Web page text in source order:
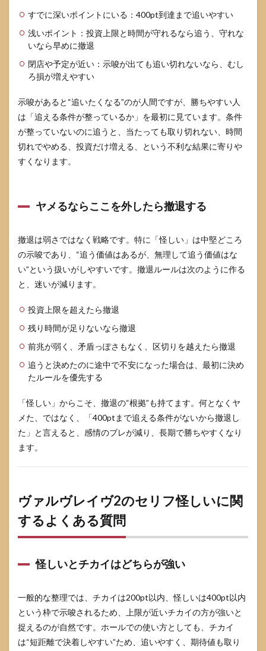
すでに深いポイントにいる：400pt到達まで追いやすい
浅いポイント：投資上限と時間が守れるなら追う、守れな
いなら早めに撤退
閉店や予定が近い：示唆が出ても追い切れないなら、むし
ろ損が増えやすい
示唆があると“追いたくなる”のが人間ですが、勝ちやすい人
は「追える条件が整っているか」を最初に見ています。条件
が整っていないのに追うと、当たっても取り切れない、時間
切れでやめる、投資だけ増える、という不利な結果に寄りや
すくなります。
ヤメるならここを外したら撤退する
撤退は弱さではなく戦略です。特に「怪しい」は中堅どころ
の示唆であり、“追う価値はあるが、無理して追う価値はな
い”という扱いがしやすいです。撤退ルールは次のように作る
と、迷いが減ります。
投資上限を超えたら撤退
残り時間が足りないなら撤退
前兆が弱く、矛盾っぽさもなく、区切りを越えたら撤退
追うと決めたのに途中で不安になった場合は、最初に決め
たルールを優先する
「怪しい」からこそ、撤退の“根拠”も持てます。何となくヤ
メた、ではなく、「400ptまで追える条件がないから撤退し
た」と言えると、感情のブレが減り、長期で勝ちやすくなり
ます。
ヴァルヴレイヴ2のセリフ怪しいに関
するよくある質問
怪しいとチカイはどちらが強い
一般的な整理では、チカイは200pt以内、怪しいは400pt以内
という枠で示唆されるため、上限が近いチカイの方が強いと
捉えるのが自然です。ホールでの使い方としても、チカイ
は“短距離で決着しやすい”ため、追いやすく、期待値も取り